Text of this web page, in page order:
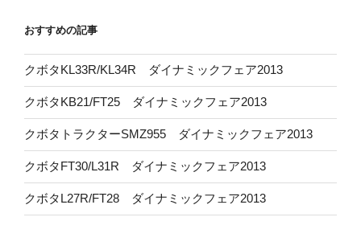
おすすめの記事
クボタKL33R/KL34R ダイナミックフェア2013
クボタKB21/FT25 ダイナミックフェア2013
クボタトラクターSMZ955 ダイナミックフェア2013
クボタFT30/L31R ダイナミックフェア2013
クボタL27R/FT28 ダイナミックフェア2013